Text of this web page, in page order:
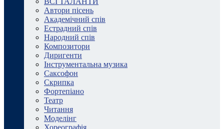
Автори пісень
Академічний спів
Естрадний спів
Народний спів
Композитори
Диригенти
Інструментальна музика
Саксофон
Скрипка
Фортепіано
Театр
Читання
Моделінг
Хореографія